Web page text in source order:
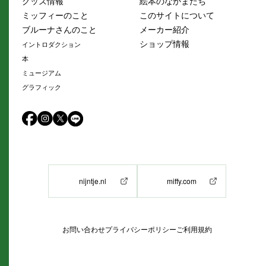
ミッフィーのこと
ブルーナさんのこと
イントロダクション
本
ミュージアム
グラフィック
このサイトについて
メーカー紹介
ショップ情報
nijntje.nl miffy.com
お問い合わせプライバシーポリシーご利用規約